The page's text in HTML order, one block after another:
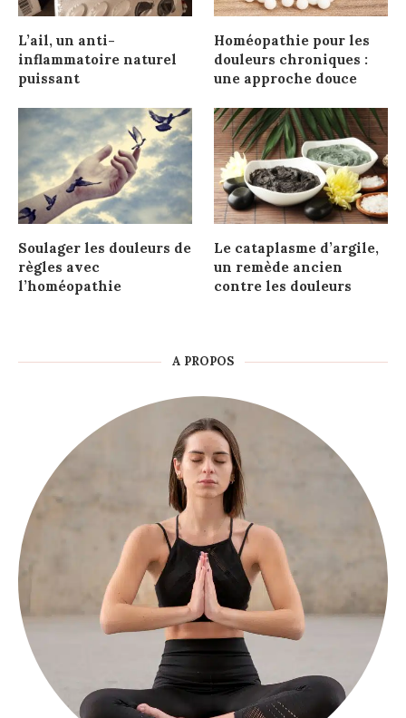
L’ail, un anti-
inflammatoire naturel
puissant
Homéopathie pour les
douleurs chroniques :
une approche douce
Soulager les douleurs de
règles avec
l’homéopathie
Le cataplasme d’argile,
un remède ancien
contre les douleurs
A PROPOS